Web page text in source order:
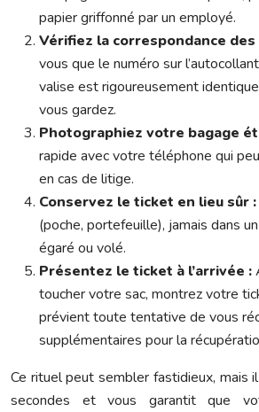
papier griffonné par un employé.
Vérifiez la correspondance des
vous que le numéro sur
valise est rigoureusement
vous gardez.
Photographiez votre bagage
rapide avec votre téléphone qui
en cas de litige.
Conservez le ticket en lieu sûr :
(poche, portefeuille), jamais dans
égaré ou volé.
Présentez le ticket à l’arrivée :
toucher votre sac, montrez votre
prévient toute tentative de vous
supplémentaires pour la
Ce rituel peut sembler fastidieux, mais
secondes et vous garantit que